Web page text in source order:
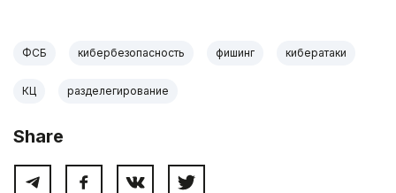
ФСБ кибербезопасность фишинг кибератаки
КЦ разделегирование
Share